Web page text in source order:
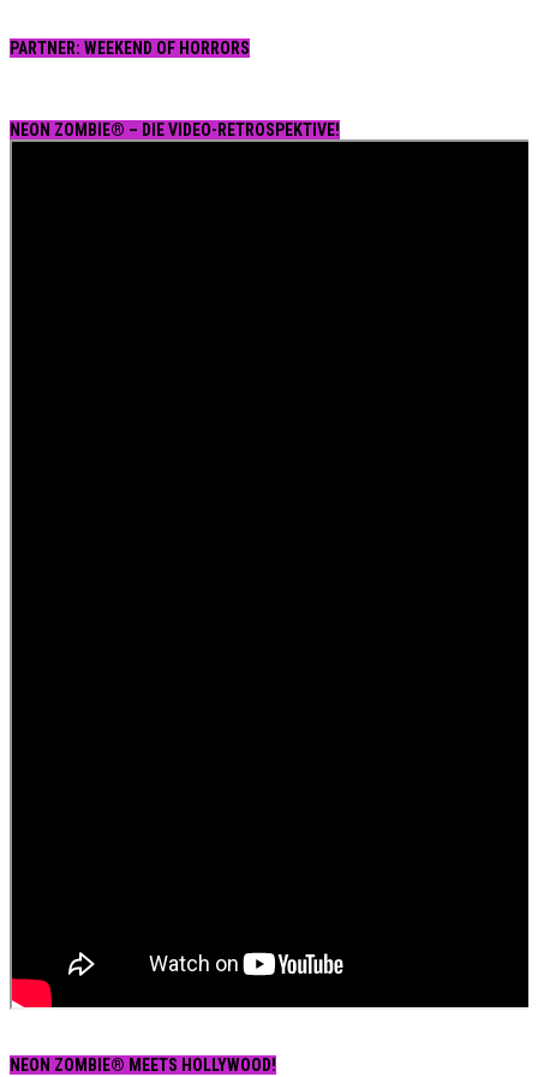
PARTNER: WEEKEND OF HORRORS
NEON ZOMBIE® – DIE VIDEO-RETROSPEKTIVE!
NEON ZOMBIE® MEETS HOLLYWOOD!